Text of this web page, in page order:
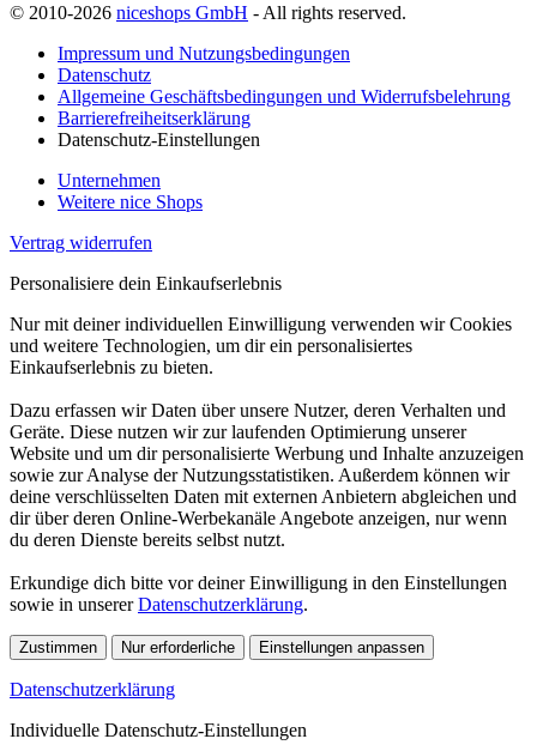
© 2010-2026 niceshops GmbH - All rights reserved.
Impressum und Nutzungsbedingungen
Datenschutz
Allgemeine Geschäftsbedingungen und Widerrufsbelehrung
Barrierefreiheitserklärung
Datenschutz-Einstellungen
Unternehmen
Weitere nice Shops
Vertrag widerrufen
Personalisiere dein Einkaufserlebnis
Nur mit deiner individuellen Einwilligung verwenden wir Cookies
und weitere Technologien, um dir ein personalisiertes
Einkaufserlebnis zu bieten.
Dazu erfassen wir Daten über unsere Nutzer, deren Verhalten und
Geräte. Diese nutzen wir zur laufenden Optimierung unserer
Website und um dir personalisierte Werbung und Inhalte anzuzeigen
sowie zur Analyse der Nutzungsstatistiken. Außerdem können wir
deine verschlüsselten Daten mit externen Anbietern abgleichen und
dir über deren Online-Werbekanäle Angebote anzeigen, nur wenn
du deren Dienste bereits selbst nutzt.
Erkundige dich bitte vor deiner Einwilligung in den Einstellungen
sowie in unsererDatenschutzerklärung.
Zustimmen Nur erforderliche Einstellungen anpassen
Datenschutzerklärung
Individuelle Datenschutz-Einstellungen